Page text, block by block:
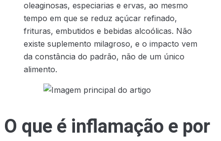
oleaginosas, especiarias e ervas, ao mesmo
tempo em que se reduz açúcar refinado,
frituras, embutidos e bebidas alcoólicas. Não
existe suplemento milagroso, e o impacto vem
da constância do padrão, não de um único
alimento.
O que é inflamação e por